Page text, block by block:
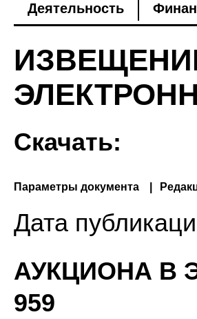
Деятельность
Скачать:
Параметры документа
Дата
АУКЦИОНА В
959